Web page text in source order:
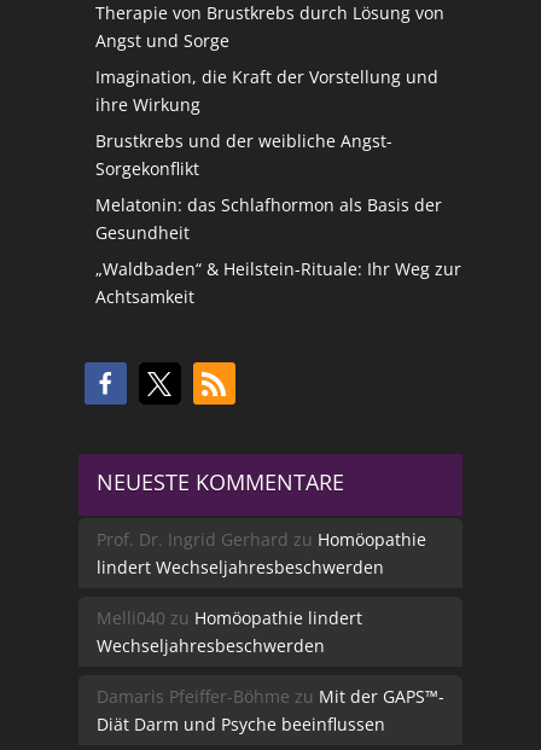
Therapie von Brustkrebs durch Lösung von
Angst und Sorge
Imagination, die Kraft der Vorstellung und
ihre Wirkung
Brustkrebs und der weibliche Angst-
Sorgekonflikt
Melatonin: das Schlafhormon als Basis der
Gesundheit
„Waldbaden“ & Heilstein-Rituale: Ihr Weg zur
Achtsamkeit
NEUESTE KOMMENTARE
Prof. Dr. Ingrid Gerhard zu Homöopathie
lindert Wechseljahresbeschwerden
Melli040 zu Homöopathie lindert
Wechseljahresbeschwerden
Damaris Pfeiffer-Böhme zu Mit der GAPS™-
Diät Darm und Psyche beeinflussen